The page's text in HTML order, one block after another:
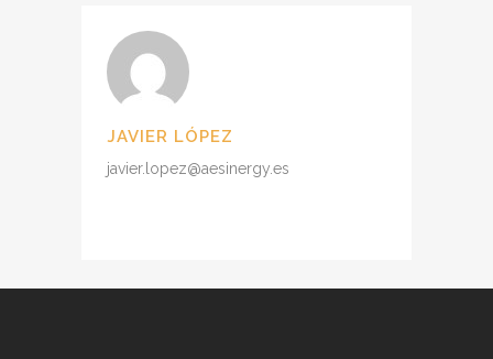
JAVIER LÓPEZ
javier.lopez@aesinergy.es